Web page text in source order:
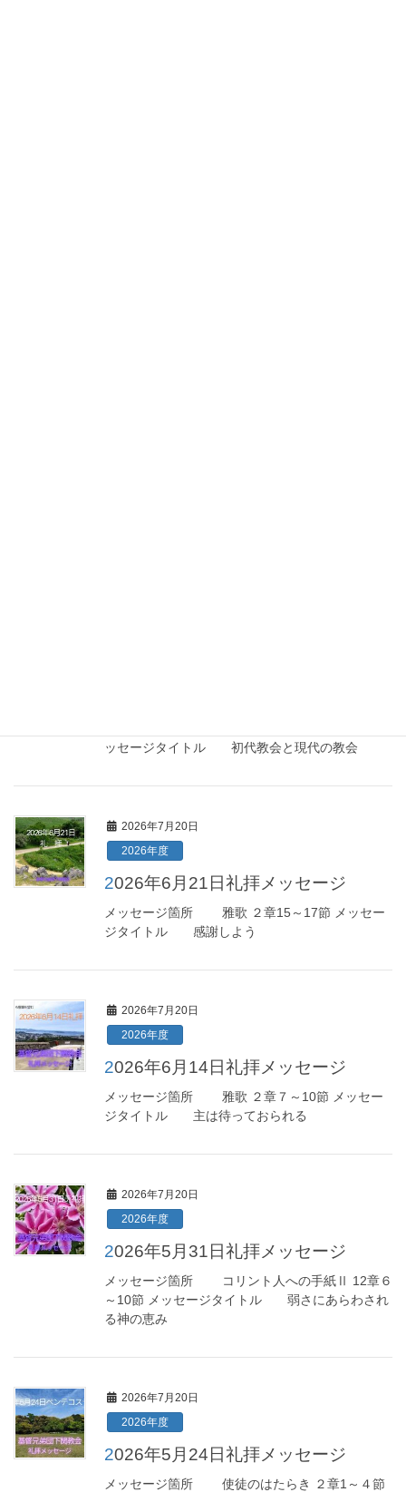
ッセージタイトル 初代教会と現代の教会
2026年7月20日
2026年度
2026年6月21日礼拝メッセージ
メッセージ箇所 雅歌 ２章15～17節 メッセー
ジタイトル 感謝しよう
2026年7月20日
2026年度
2026年6月14日礼拝メッセージ
メッセージ箇所 雅歌 ２章７～10節 メッセー
ジタイトル 主は待っておられる
2026年7月20日
2026年度
2026年5月31日礼拝メッセージ
メッセージ箇所 コリント人への手紙Ⅱ 12章６
～10節 メッセージタイトル 弱さにあらわされ
る神の恵み
2026年7月20日
2026年度
2026年5月24日礼拝メッセージ
メッセージ箇所 使徒のはたらき ２章1～４節